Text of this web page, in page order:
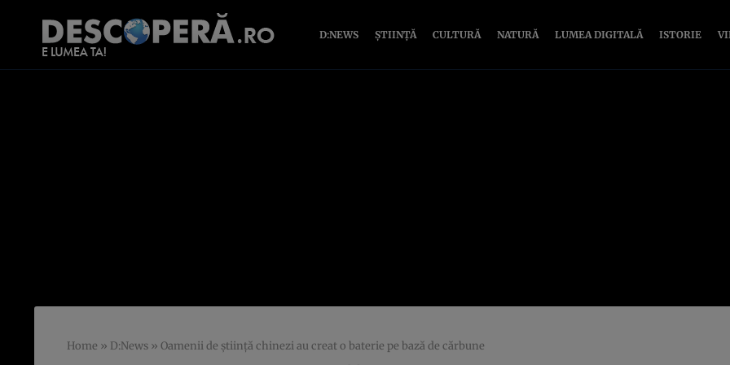
D:NEWS ȘTIINȚĂ CULTURĂ NATURĂ LUMEA DIGITALĂ ISTORIE
Home » D:News » Oamenii de știință chinezi au creat o baterie pe bază de cărbune